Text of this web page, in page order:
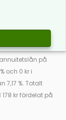
på
och 0 kr i
%. Totalt
kr fördelat på